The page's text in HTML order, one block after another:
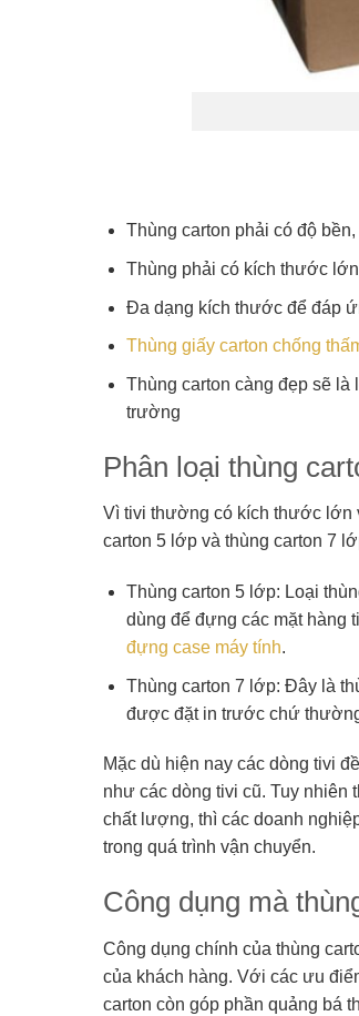
Thùng carton phải có độ
Thùng phải có kích thước lớn
Đa dạng kích thước để đáp
Thùng giấy carton chống
Thùng carton càng đẹp sẽ là
trường
Phân loại thùng
Vì tivi thường có kích thước lớn
carton 5 lớp và thùng carton 7
Thùng carton 5 lớp: Loại
dùng để đựng các mặt hàng
đựng case máy tính.
Thùng carton 7 lớp: Đây là
được đặt in trước chứ
Mặc dù hiện nay các dòng tivi
như các dòng tivi cũ. Tuy nhiên
chất lượng, thì các doanh
trong quá trình vận chuyển.
Công dụng mà
Công dụng chính của thùng
của khách hàng. Với các ưu
carton còn góp phần quảng bá